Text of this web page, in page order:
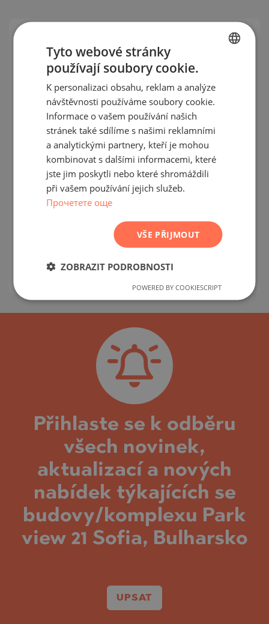
PRODEJ
DOKONČENO
Luxusní penthouse s výhledem na
horu Vitoša a Park Hotel "Moskva" v
okrese "Iztok"
IZTOK / SOFIA / SOFIA / BULHARSKO
Třída budovy/komplexu: Vysoký standard
m²
Přihlaste se k odběru
všech novinek,
aktualizací a nových
nabídek týkajících se
budovy/komplexu Park
view 21 Sofia, Bulharsko
UPSAT
BULGARIAN
ENGLISH
GERMAN
FRENCH
POLISH
CZECH
Tyto webové stránky
používají soubory cookie.
K personalizaci obsahu, reklam a analýze
návštěvnosti používáme soubory cookie.
Informace o vašem používání našich
stránek také sdílíme s našimi reklamními
a analytickými partnery, kteří je mohou
kombinovat s dalšími informacemi, které
jste jim poskytli nebo které shromáždili
při vašem používání jejich služeb.
Прочетете още
VŠE PŘIJMOUT
ZOBRAZIT PODROBNOSTI
POWERED BY COOKIESCRIPT